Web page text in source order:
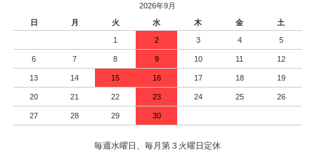
2026年9月
日
月 火 水 木 金 土
1 2 3 4 5
6 7 8 9 10 11 12
13 14 15 16 17 18 19
20 21 22 23 24 25 26
27 28 29 30
毎週水曜日、毎月第３火曜日定休